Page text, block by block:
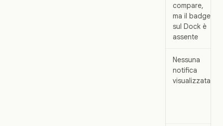
compare,
ma il badge
sul Dock è
assente
Nessuna
notifica
visualizzata